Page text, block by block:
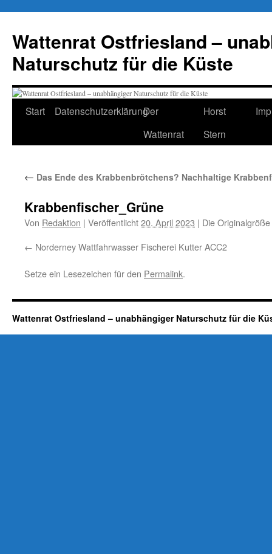
springen
Wattenrat Ostfriesland –
Naturschutz für die Küste
Start DatenschutzerklärungDer
Wattenrat
Horst
Stern
← Das Ende des Krabbenbrötchens? Nachhaltige
Krabbenfischer_Grüne
Von Redaktion | Veröffentlicht20. April 2023 | Die
Norderney Wattfahrwasser Fischerei Kutter ACC2
Setze ein Lesezeichen für den Permalink.
Wattenrat Ostfriesland – unabhängiger Naturschutz für die